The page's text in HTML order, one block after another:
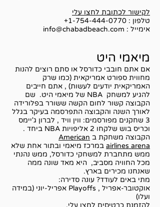
לקישור לכתובת לחצו עלי
טלפון : 1-754-444-0770
+
אימייל : info@chabadbeach.com
מיאמי היט
אם אתם חובבי כדורסל או סתם רוצים להנות
מחווית ספורט אמריקאית (כמו שרק
האמריקאית יודעים לעשות) , אתם חייבים
להגיע למשחק NBA של מיאמי היט. שם
הקבוצה קשור לחום הקשה ששורר בפלורידה
לאורך השנה והקבוצה התפרסמה בעיקר בגלל
3 שחקנים מפורסמים: ווין וויד , לברון ג'יימס
וכריס בוש שלקחו 2 אליפויות NBA ביחד .
הקבוצה משחקת ב American
airlines arena במרכז מיאמי ובתור אחת שלא
ממש מתחברת למשחקי כדורסל, ממש נהנתי
מכל החוויה מסביב, היא מאד שונה ממה
שאנחנו מכירים בארץ.
מתי באים לעודד? עונה סדירה:
אוקטובר-אפריל , Playoffs אפריל-יוני (במידה
ועלו)
להזמנת כרטיסים לחצו עלי.